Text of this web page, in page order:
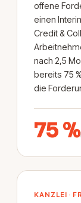
offene
einen
Credit &
nach 2,5
bereits 75
die
75 %
KANZLEI ·